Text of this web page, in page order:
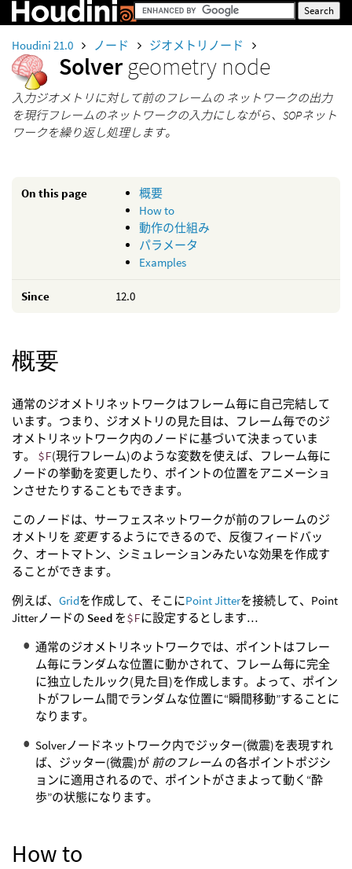
Houdini 21.0 ノード ジオメトリノード
Solvergeometry node
入力ジオメトリに対して前のフレームの ネットワークの出力
を現行フレームのネットワークの入力にしながら、SOPネット
ワークを繰り返し処理します。
On this page
概要
How to
動作の仕組み
パラメータ
Examples
Since 12.0
概要
通常のジオメトリネットワークはフレーム毎に自己完結して
います。つまり、ジオメトリの見た目は、フレーム毎でのジ
オメトリネットワーク内のノードに基づいて決まっていま
す。 $F(現行フレーム)のような変数を使えば、フレーム毎に
ノードの挙動を変更したり、ポイントの位置をアニメーショ
ンさせたりすることもできます。
このノードは、サーフェスネットワークが前のフレームのジ
オメトリを 変更するようにできるので、反復フィードバッ
ク、オートマトン、シミュレーションみたいな効果を作成す
ることができます。
例えば、 Gridを作成して、そこにPoint Jitterを接続して、Point
Jitterノードの Seed を$Fに設定するとします…
通常のジオメトリネットワークでは、ポイントはフレー
ム毎にランダムな位置に動かされて、フレーム毎に完全
に独立したルック(見た目)を作成します。よって、ポイン
トがフレーム間でランダムな位置に“瞬間移動”することに
なります。
Solverノードネットワーク内でジッター(微震)を表現すれ
ば、ジッター(微震)が 前のフレーム の各ポイントポジシ
ョンに適用されるので、ポイントがさまよって動く“酔
歩”の状態になります。
How to